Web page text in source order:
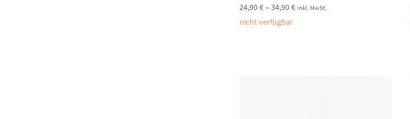
24,90€–34,90€ inkl. MwSt.
nicht verfügbar